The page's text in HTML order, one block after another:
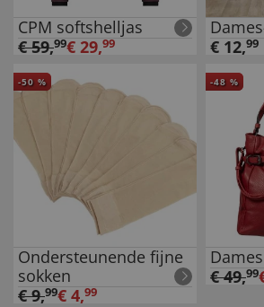
CPM softshelljas
€59,99€ 29,99
€ 12,99
-50 %
Ondersteunende fijne
sokken
€9,99€ 4,99
-48 %
€49,99